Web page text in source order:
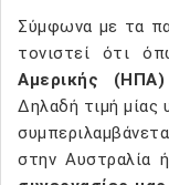
Σύμφωνα με τα
τονιστεί ότι
Αμερικής (ΗΠΑ)
Δηλαδή τιμή μίας
στην Αυστραλία